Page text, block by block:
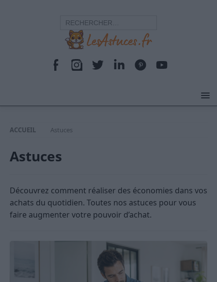
ACCUEIL Astuces
Astuces
Découvrez comment réaliser des économies dans vos
achats du quotidien. Toutes nos astuces pour vous
faire augmenter votre pouvoir d’achat.